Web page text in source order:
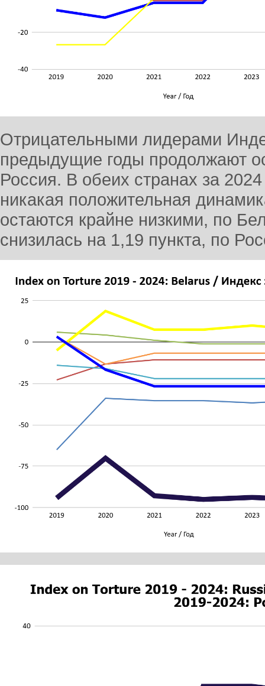
Отрицательными лидерами
предыдущие годы продолжают
Россия. В обеих странах за
никакая положительная
остаются крайне низкими, по
снизилась на 1,19 пункта, по